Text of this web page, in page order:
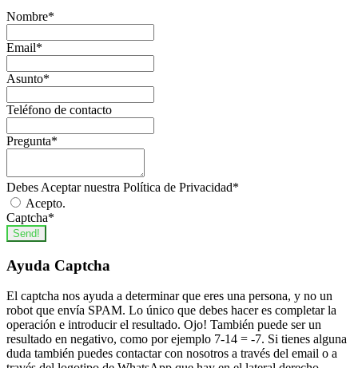
Nombre*
Email*
Asunto*
Teléfono de contacto
Pregunta*
Debes Aceptar nuestra Política de Privacidad*
Acepto.
Captcha*
Send!
Ayuda Captcha
El captcha nos ayuda a determinar que eres una persona, y no un
robot que envía SPAM. Lo único que debes hacer es completar la
operación e introducir el resultado. Ojo! También puede ser un
resultado en negativo, como por ejemplo 7-14 = -7. Si tienes alguna
duda también puedes contactar con nosotros a través del email o a